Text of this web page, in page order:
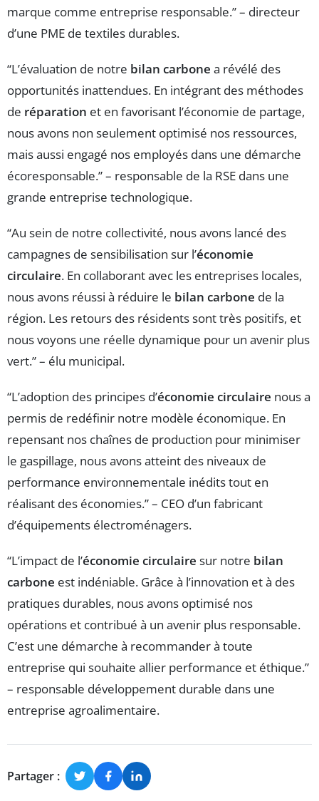
marque comme entreprise responsable.” – directeur
d’une PME de textiles durables.
“L’évaluation de notre bilan carbone a révélé des
opportunités inattendues. En intégrant des méthodes
de réparation et en favorisant l’économie de partage,
nous avons non seulement optimisé nos ressources,
mais aussi engagé nos employés dans une démarche
écoresponsable.” – responsable de la RSE dans une
grande entreprise technologique.
“Au sein de notre collectivité, nous avons lancé des
campagnes de sensibilisation sur l’économie
circulaire. En collaborant avec les entreprises locales,
nous avons réussi à réduire le bilan carbone de la
région. Les retours des résidents sont très positifs, et
nous voyons une réelle dynamique pour un avenir plus
vert.” – élu municipal.
“L’adoption des principes d’économie circulaire nous a
permis de redéfinir notre modèle économique. En
repensant nos chaînes de production pour minimiser
le gaspillage, nous avons atteint des niveaux de
performance environnementale inédits tout en
réalisant des économies.” – CEO d’un fabricant
d’équipements électroménagers.
“L’impact de l’économie circulaire sur notre bilan
carbone est indéniable. Grâce à l’innovation et à des
pratiques durables, nous avons optimisé nos
opérations et contribué à un avenir plus responsable.
C’est une démarche à recommander à toute
entreprise qui souhaite allier performance et éthique.”
– responsable développement durable dans une
entreprise agroalimentaire.
Partager :